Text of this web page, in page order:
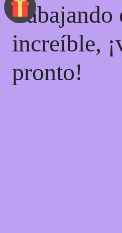
trabajando
increíble,
pronto!